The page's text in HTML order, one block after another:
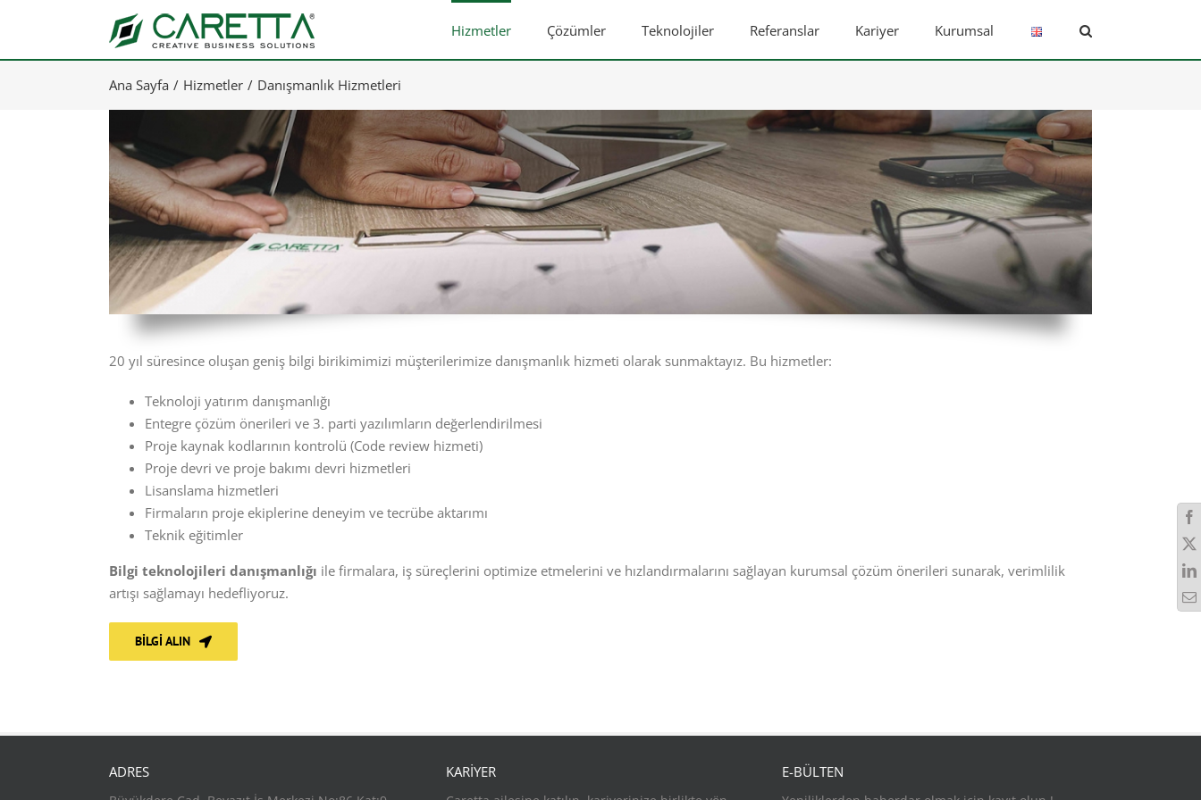
content
Hizmetler Çözümler Teknolojiler Referanslar Kariyer Kurumsal
Ana Sayfa Hizmetler Danışmanlık Hizmetleri
20 yıl süresince oluşan geniş bilgi birikimimizi müşterilerimize danışmanlık hizmeti olarak sunmaktayız. Bu hizmetler:
Teknoloji yatırım danışmanlığı
Entegre çözüm önerileri ve 3. parti yazılımların değerlendirilmesi
Proje kaynak kodlarının kontrolü (Code review hizmeti)
Proje devri ve proje bakımı devri hizmetleri
Lisanslama hizmetleri
Firmaların proje ekiplerine deneyim ve tecrübe aktarımı
Teknik eğitimler
Bilgi teknolojileri danışmanlığı ile firmalara, iş süreçlerini optimize etmelerini ve hızlandırmalarını sağlayan kurumsal çözüm önerileri sunarak, verimlilik
artışı sağlamayı hedefliyoruz.
BILGI ALIN
ADRES KARİYER E-BÜLTEN